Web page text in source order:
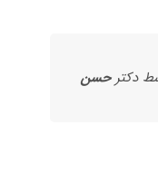
دکترحسن